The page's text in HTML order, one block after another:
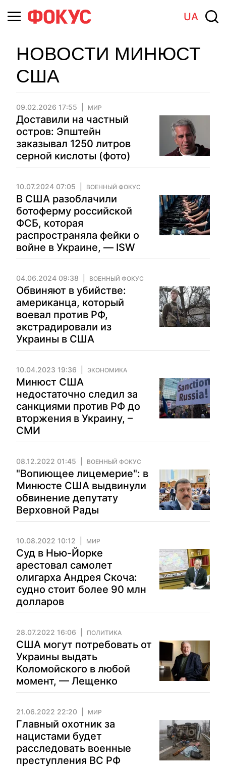
UA
НОВОСТИ МИНЮСТ
США
09.02.2026 17:55 МИР
Доставили на частный
остров: Эпштейн
заказывал 1250 литров
серной кислоты (фото)
10.07.2024 07:05 ВОЕННЫЙ ФОКУС
В США разоблачили
ботоферму российской
ФСБ, которая
распространяла фейки о
войне в Украине, — ISW
04.06.2024 09:38 ВОЕННЫЙ ФОКУС
Обвиняют в убийстве:
американца, который
воевал против РФ,
экстрадировали из
Украины в США
10.04.2023 19:36 ЭКОНОМИКА
Минюст США
недостаточно следил за
санкциями против РФ до
вторжения в Украину, –
СМИ
08.12.2022 01:45 ВОЕННЫЙ ФОКУС
"Вопиющее лицемерие": в
Минюсте США выдвинули
обвинение депутату
Верховной Рады
10.08.2022 10:12 МИР
Суд в Нью-Йорке
арестовал самолет
олигарха Андрея Скоча:
судно стоит более 90 млн
долларов
28.07.2022 16:06 ПОЛИТИКА
США могут потребовать от
Украины выдать
Коломойского в любой
момент, — Лещенко
21.06.2022 22:20 МИР
Главный охотник за
нацистами будет
расследовать военные
преступления ВС РФ